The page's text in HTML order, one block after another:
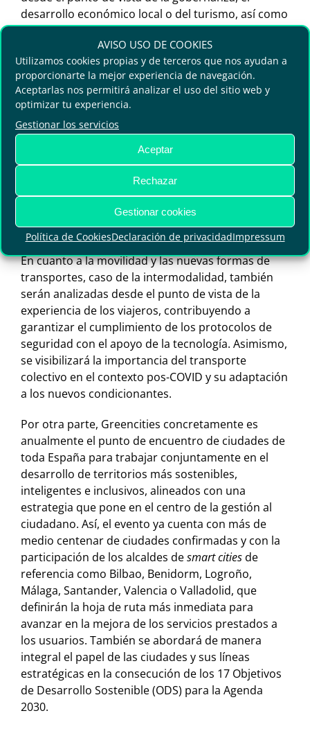
AVISO USO DE COOKIES
Utilizamos cookies propias y de terceros que nos ayudan a
proporcionarte la mejor experiencia de navegación.
Aceptarlas nos permitirá analizar el uso del sitio web y
optimizar tu experiencia.
Gestionar los servicios
Aceptar
Rechazar
Gestionar cookies
Política de CookiesDeclaración de privacidadImpressum
desarrollo económico local o del turismo, así como
la propia transformación de los municipios y la
consecución de los Objetivos de Desarrollo
Sostenible (ODS) marcados en la Agenda 2030 en
un nuevo escenario. De gran relevancia será el
panel temático ‘Destinos turísticos inteligentes:
cómo abordarlo tras la COVID-19’, donde se
plantearán proyectos y medidas para reactivar la
actividad en base a la aplicación de criterios
vinculados a la sostenibilidad, la inteligencia y la
seguridad. También como tema destacado en esta
edición se hablará sobre el papel de la mujer en la
gestión de la gobernanza en la era pos-COVID en el
encuentro ‘Talent Woman by Greencities’.
En cuanto a la movilidad y las nuevas formas de
transportes, caso de la intermodalidad, también
serán analizadas desde el punto de vista de la
experiencia de los viajeros, contribuyendo a
garantizar el cumplimiento de los protocolos de
seguridad con el apoyo de la tecnología. Asimismo,
se visibilizará la importancia del transporte
colectivo en el contexto pos-COVID y su adaptación
a los nuevos condicionantes.
Por otra parte, Greencities concretamente es
anualmente el punto de encuentro de ciudades de
toda España para trabajar conjuntamente en el
desarrollo de territorios más sostenibles,
inteligentes e inclusivos, alineados con una
estrategia que pone en el centro de la gestión al
ciudadano. Así, el evento ya cuenta con más de
medio centenar de ciudades confirmadas y con la
participación de los alcaldes desmart citiesde
referencia como Bilbao, Benidorm, Logroño,
Málaga, Santander, Valencia o Valladolid, que
definirán la hoja de ruta más inmediata para
avanzar en la mejora de los servicios prestados a
los usuarios. También se abordará de manera
integral el papel de las ciudades y sus líneas
estratégicas en la consecución de los 17 Objetivos
de Desarrollo Sostenible (ODS) para la Agenda
2030.